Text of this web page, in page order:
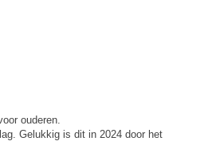
ouderen.
Gelukkig is dit in 2024 door het